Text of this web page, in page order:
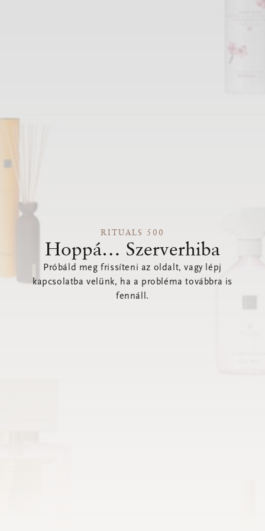
RITUALS 500
Hoppá… Szerverhiba
Próbáld meg frissíteni az oldalt, vagy lépj
kapcsolatba velünk, ha a probléma továbbra is
fennáll.